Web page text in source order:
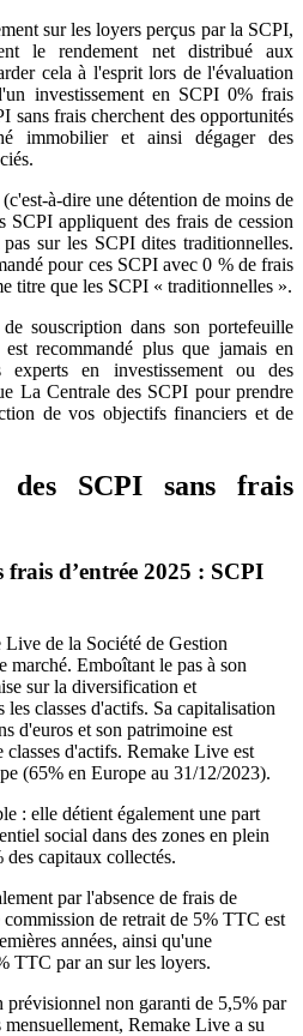
sur les loyers perçus par la SCPI,
le rendement net distribué aux
cela à l'esprit lors de l'évaluation
investissement en SCPI 0% frais
sans frais cherchent des opportunités
immobilier et ainsi dégager des
à-dire une détention de moins de
SCPI appliquent des frais de cession
sur les SCPI dites traditionnelles.
pour ces SCPI avec 0 % de frais
titre que les SCPI « traditionnelles ».
souscription dans son portefeuille
recommandé plus que jamais en
experts en investissement ou des
La Centrale des SCPI pour prendre
de vos objectifs financiers et de
des SCPI sans frais
frais d’entrée 2025 : SCPI
de la Société de Gestion
marché. Emboîtant le pas à son
sur la diversification et
classes d'actifs. Sa capitalisation
d'euros et son patrimoine est
d'actifs. Remake Live est
(65% en Europe au 31/12/2023).
: elle détient également une part
social dans des zones en plein
des capitaux collectés.
par l'absence de frais de
de retrait de 5% TTC est
années, ainsi qu'une
TTC par an sur les loyers.
non garanti de 5,5% par
mensuellement, Remake Live a su